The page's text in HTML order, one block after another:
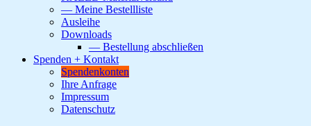
— Meine Bestellliste
Ausleihe
Downloads
— Bestellung abschließen
Spenden + Kontakt
Spendenkonten
Ihre Anfrage
Impressum
Datenschutz